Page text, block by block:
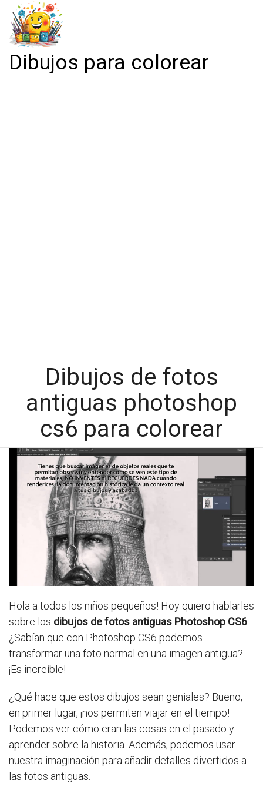
Dibujos para colorear
Dibujos de fotos
antiguas photoshop
cs6 para colorear
Hola a todos los niños pequeños! Hoy quiero hablarles
sobre los dibujos de fotos antiguas Photoshop CS6
¿Sabían que con Photoshop CS6 podemos
transformar una foto normal en una imagen antigua?
¡Es increíble!
¿Qué hace que estos dibujos sean geniales? Bueno,
en primer lugar, ¡nos permiten viajar en el tiempo!
Podemos ver cómo eran las cosas en el pasado y
aprender sobre la historia. Además, podemos usar
nuestra imaginación para añadir detalles divertidos a
las fotos antiguas.